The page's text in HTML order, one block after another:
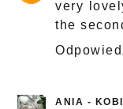
very
the
ANIA -